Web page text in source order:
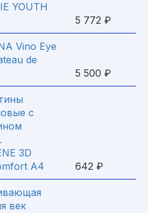
YOUTH
5 772 ₽
Vino Eye
de
5 500 ₽
с
3D
А4
642 ₽
век